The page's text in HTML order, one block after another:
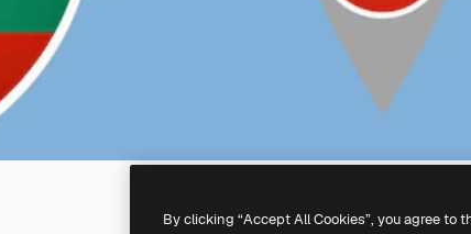
By clicking “Accept All Cookies”, you agree